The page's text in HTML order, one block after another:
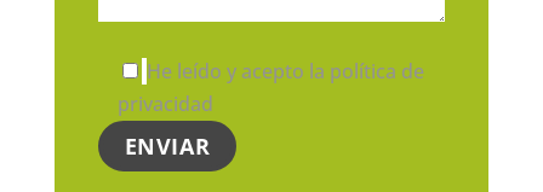
He leído y acepto la política de
privacidad